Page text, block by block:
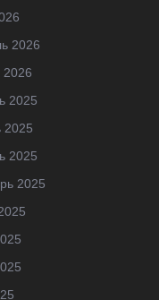
2026
2026
2025
2025
2025
2025